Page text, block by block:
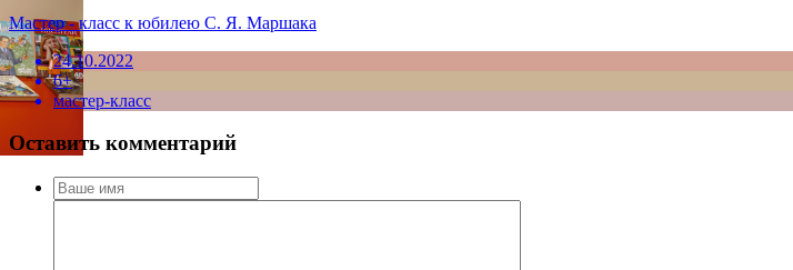
Мастер - класс к юбилею С. Я. Маршака
24.10.2022
6+
мастер-класс
Оставить комментарий